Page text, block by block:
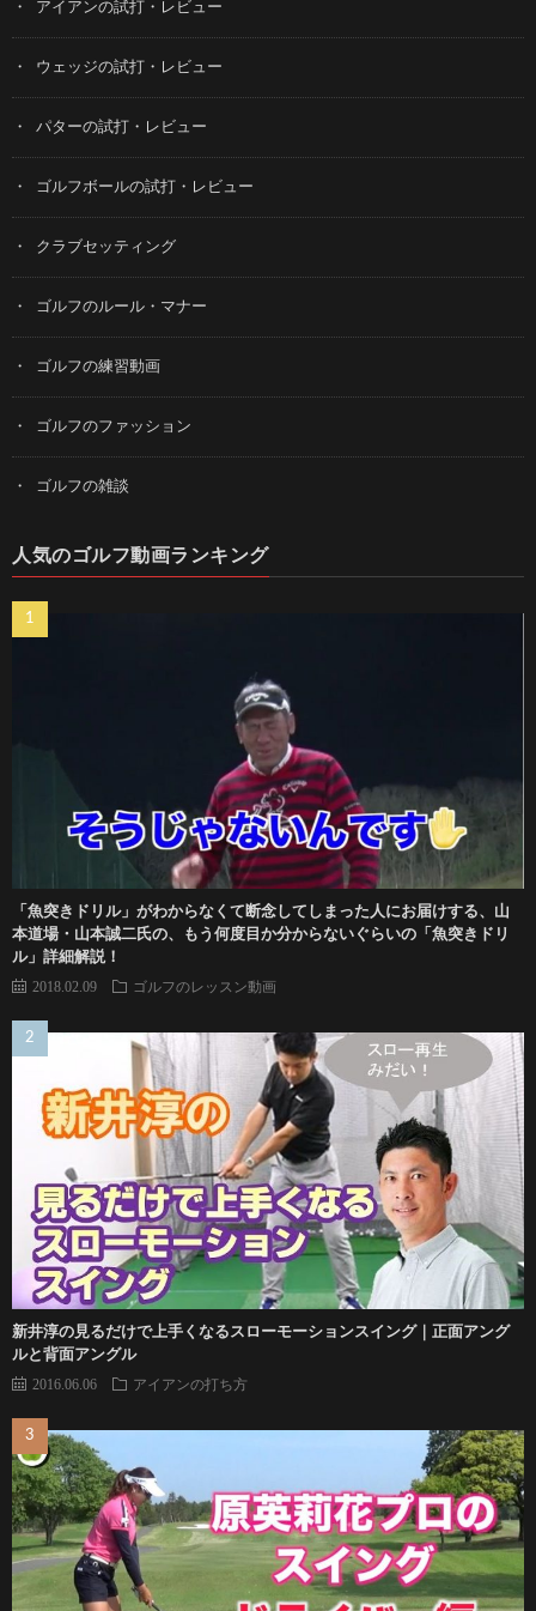
アイアンの試打・レビュー
ウェッジの試打・レビュー
パターの試打・レビュー
ゴルフボールの試打・レビュー
クラブセッティング
ゴルフのルール・マナー
ゴルフの練習動画
ゴルフのファッション
ゴルフの雑談
人気のゴルフ動画ランキング
「魚突きドリル」がわからなくて断念してしまった人にお届けする、山
本道場・山本誠二氏の、もう何度目か分からないぐらいの「魚突きドリ
ル」詳細解説！
2018.02.09 ゴルフのレッスン動画
新井淳の見るだけで上手くなるスローモーションスイング｜正面アング
ルと背面アングル
2016.06.06 アイアンの打ち方